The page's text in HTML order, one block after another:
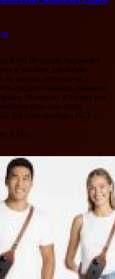
RAG (Retrieval Augmented
в чат-боте для бизнес-
на основе технологий и
средняя скорость решения
«Катюша» в восемь раз
боте благодаря
Об этом сообщил ПСБ у
RAG…